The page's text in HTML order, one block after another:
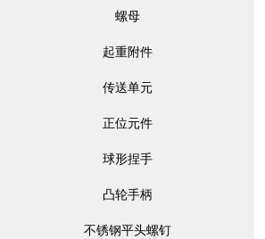
螺母
起重附件
传送单元
正位元件
球形捏手
凸轮手柄
不锈钢平头螺钉